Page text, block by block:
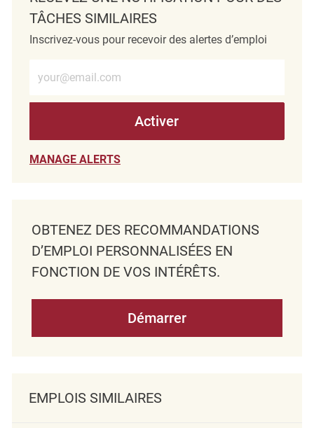
TÂCHES SIMILAIRES
Inscrivez-vous pour recevoir des alertes d’emploi
Activer
MANAGE ALERTS
OBTENEZ DES RECOMMANDATIONS
D’EMPLOI PERSONNALISÉES EN
FONCTION DE VOS INTÉRÊTS.
Démarrer
EMPLOIS SIMILAIRES